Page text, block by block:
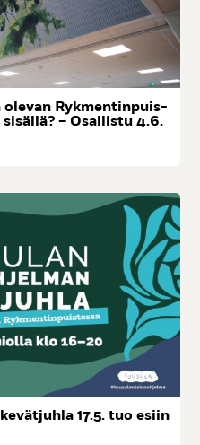
Ryk­men­tin­puis­
– Osal­lis­tu 4.6.
17.5. tuo esiin